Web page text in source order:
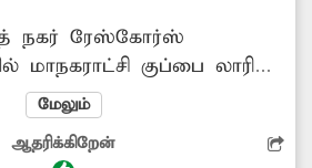
நகர் ரேஸ்கோர்ஸ்
மாநகராட்சி குப்பை லாரி
இதனால் அந்த சாலையில்
பாதிப்பு ஏற்படுகிறது.
அதிகாரிகள் அந்த
மேலும்
ஆதரிக்கிறேன்